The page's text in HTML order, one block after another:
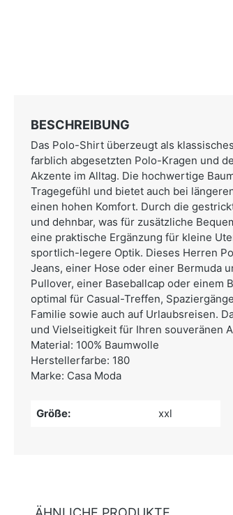
BESCHREIBUNG
Das Polo-Shirt überzeugt als
farblich abgesetzten Polo-Kragen und
Akzente im Alltag. Die hochwertige
Tragegefühl und bietet auch bei
einen hohen Komfort. Durch die
und dehnbar, was für zusätzliche
eine praktische Ergänzung für kleine
sportlich-legere Optik. Dieses Herren
Jeans, einer Hose oder einer Bermuda
Pullover, einer Baseballcap oder einem
optimal für Casual-Treffen,
Familie sowie auch auf Urlaubsreisen.
und Vielseitigkeit für Ihren souveränen
Material: 100% Baumwolle
Herstellerfarbe: 180
Marke: Casa Moda
Größe: xxl